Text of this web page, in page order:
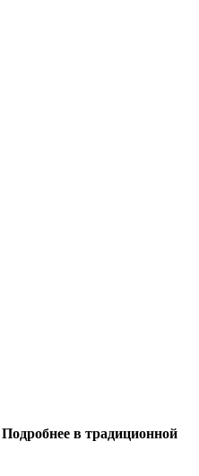
в традиционной